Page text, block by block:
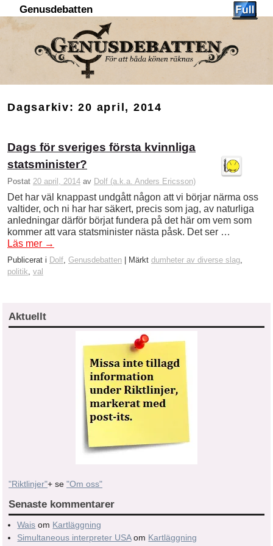
Genusdebatten
Dagsarkiv:20 april, 2014
Dags för sveriges första kvinnliga
statsminister?
Postat 20 april, 2014 av Dolf (a.k.a. Anders Ericsson)
Det har väl knappast undgått någon att vi börjar närma oss
valtider, och ni har har säkert, precis som jag, av naturliga
anledningar därför börjat fundera på det här om vem som
kommer att vara statsminister nästa påsk. Det ser …
Läs mer →
Publicerat i Dolf, Genusdebatten Märkt dumheter av diverse slag,
politik, val
Aktuellt
"Riktlinjer"+ se "Om oss"
Senaste kommentarer
Wais om Kartläggning
Simultaneous interpreter USAom Kartläggning